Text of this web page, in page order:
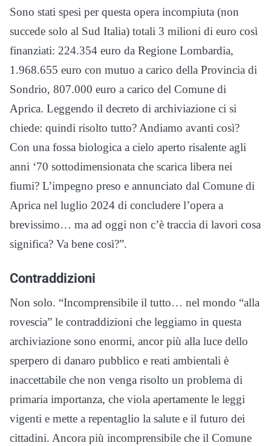
Sono stati spesi per questa opera incompiuta (non
succede solo al Sud Italia) totali 3 milioni di euro così
finanziati: 224.354 euro da Regione Lombardia,
1.968.655 euro con mutuo a carico della Provincia di
Sondrio, 807.000 euro a carico del Comune di
Aprica. Leggendo il decreto di archiviazione ci si
chiede: quindi risolto tutto? Andiamo avanti così?
Con una fossa biologica a cielo aperto risalente agli
anni ‘70 sottodimensionata che scarica libera nei
fiumi? L’impegno preso e annunciato dal Comune di
Aprica nel luglio 2024 di concludere l’opera a
brevissimo… ma ad oggi non c’è traccia di lavori cosa
significa? Va bene così?”.
Contraddizioni
Non solo. “Incomprensibile il tutto… nel mondo “alla
rovescia” le contraddizioni che leggiamo in questa
archiviazione sono enormi, ancor più alla luce dello
sperpero di danaro pubblico e reati ambientali è
inaccettabile che non venga risolto un problema di
primaria importanza, che viola apertamente le leggi
vigenti e mette a repentaglio la salute e il futuro dei
cittadini. Ancora più incomprensibile che il Comune